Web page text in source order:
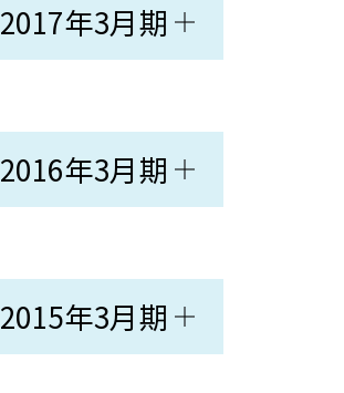
2017年3月期
2016年3月期
2015年3月期